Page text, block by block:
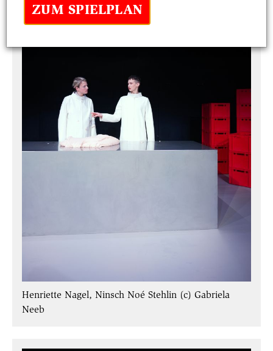
ZUM SPIELPLAN
Henriette Nagel, Ninsch Noé Stehlin (c) Gabriela
Neeb